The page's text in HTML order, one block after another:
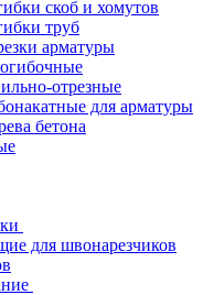
скоб и хомутов
труб
арматуры
отрезные
для арматуры
бетона
для швонарезчиков